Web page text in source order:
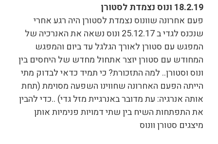
18.2.19 ונוס נצמדת לסטורן
פעם אחרונה שוונוס נצמדת לסטורן היה רגע אחרי
שנכנס לגדי ב 25.12.17 ונוס נשאה את האנרכיה של
המפגש עם סטורן לאורך הגלגל עד ביום והמפגש
המחודש עם סטורן יוצר אתחול מחדש של היחסים בין
ונוס וסטורן.. למה התזכורת? כי תמיד כדאי לבדוק מתי
הייתה הפעם האחרונה שחווינו השפעה מסוימת (תחת
אותה אנרגיה: עת מדובר באנרגיית מזל גדי) ..כדי להבין
את התפתחות השיח בין שתי דמויות פנימיות אותן
מיצגים סטורן וונוס